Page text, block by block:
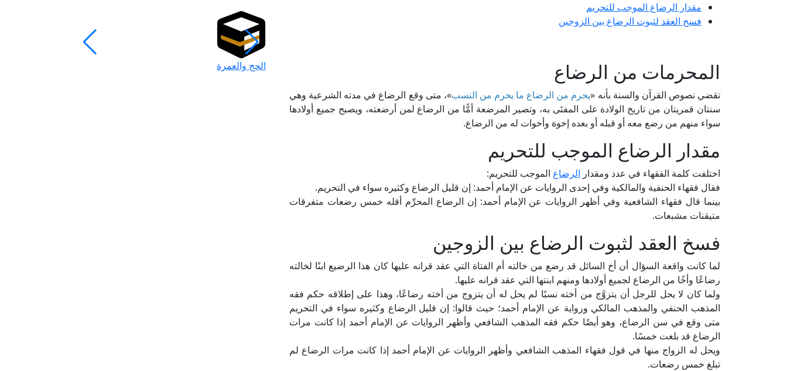
مقدار الرضاع الموجب للتحريم
فسخ العقد لثبوت الرضاع بين الزوجين
المحرمات من الرضاع
تقضي نصوص القرآن والسنة بأنه «يحرم من الرضاع ما يحرم من النسب»، متى وقع الرضاع في مدته الشرعية وهي
سنتان قمريتان من تاريخ الولادة على المفتَى به، وتصير المرضعة أمًّا من الرضاع لمن أرضعته، ويصبح جميع أولادها
سواء منهم من رضع معه أو قبله أو بعده إخوة وأخوات له من الرضاع.
مقدار الرضاع الموجب للتحريم
اختلفت كلمة الفقهاء في عدد ومقدار الرضاع الموجب للتحريم:
فقال فقهاء الحنفية والمالكية وفي إحدى الروايات عن الإمام أحمد: إن قليل الرضاع وكثيره سواء في التحريم.
بينما قال فقهاء الشافعية وفي أظهر الروايات عن الإمام أحمد: إن الرضاع المحرِّم أقله خمس رضعات متفرقات
متيقنات مشبعات.
فسخ العقد لثبوت الرضاع بين الزوجين
لما كانت واقعة السؤال أن أخ السائل قد رضع من خالته أم الفتاة التي عقد قرانه عليها كان هذا الرضيع ابنًا لخالته
رضاعًا وأخًا من الرضاع لجميع أولادها ومنهم ابنتها التي عقد قرانه عليها.
ولما كان لا يحل للرجل أن يتزوَّج من أخته نسبًا لم يحل له أن يتزوج من أخته رضاعًا، وهذا على إطلاقه حكم فقه
المذهب الحنفي والمذهب المالكي ورواية عن الإمام أحمد؛ حيث قالوا: إن قليل الرضاع وكثيره سواء في التحريم
متى وقع في سن الرضاع، وهو أيضًا حكم فقه المذهب الشافعي وأظهر الروايات عن الإمام أحمد إذا كانت مرات
الرضاع قد بلغت خمسًا.
ويحل له الزواج منها في قول فقهاء المذهب الشافعي وأظهر الروايات عن الإمام أحمد إذا كانت مرات الرضاع لم
تبلغ خمس رضعات.
الحج والعمرة